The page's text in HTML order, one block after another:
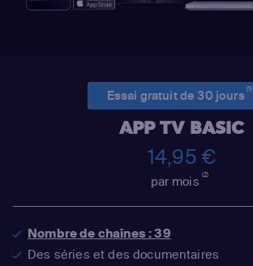
Essai gratuit de 30 jours(1)
APP TV BASIC
14,95 €
par mois(2)
Nombre de chaînes : 39
Des séries et des documentaires